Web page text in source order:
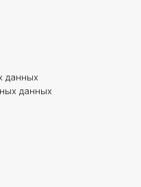
данных
данных